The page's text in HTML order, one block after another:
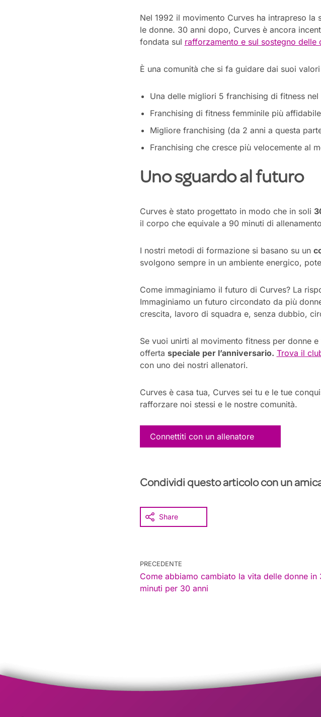
Nel 1992 il movimento Curvesha intrapreso la
le donne. 30 anni dopo, Curvesè ancora
fondata sul rafforzamento e sul sostegno delle
È una comunità che si fa guidare dai suoi
Una delle migliori 5 franchising di fitness nel
Franchising di fitness femminile più
Migliore franchising (da 2 anni a questa
Franchising che cresce più velocemente al
Uno sguardo al futuro
Curvesè stato progettato in modo chein soli
il corpo che equivale a 90 minuti di allenamento
I nostri metodi di formazione si basano su un
svolgono sempre in un ambiente energico,
Come immaginiamo il futuro di Curves? La
Immaginiamo un futuro circondato da più
crescita, lavoro di squadra e, senza dubbio,
Se vuoi unirti al movimento fitness per donne
offerta speciale per l’anniversario. Trova il
con uno dei nostri allenatori.
Curves è casa tua, Curves sei tu e le tue
rafforzare noi stessi e le nostre comunità.
Connettiti con un allenatore
Condividi questo articolo con un
Share
PRECEDENTE
Come abbiamo cambiato la vita delle donne in
minuti per 30 anni